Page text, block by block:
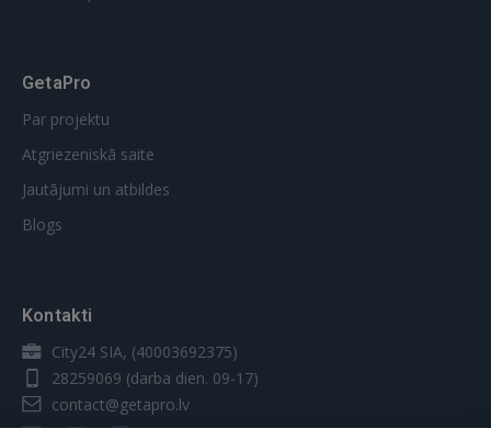
GetaPro
Par projektu
Atgriezeniskā saite
Jautājumi un atbildes
Blogs
Kontakti
City24 SIA, (40003692375)
28259069 (darba dien. 09-17)
contact@getapro.lv